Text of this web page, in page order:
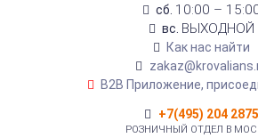
сб. 10:00 –
вс. ВЫХОДНОЙ
Как нас найти
B2B Приложение,
+7(495) 204 2875
РОЗНИЧНЫЙ ОТДЕЛ В